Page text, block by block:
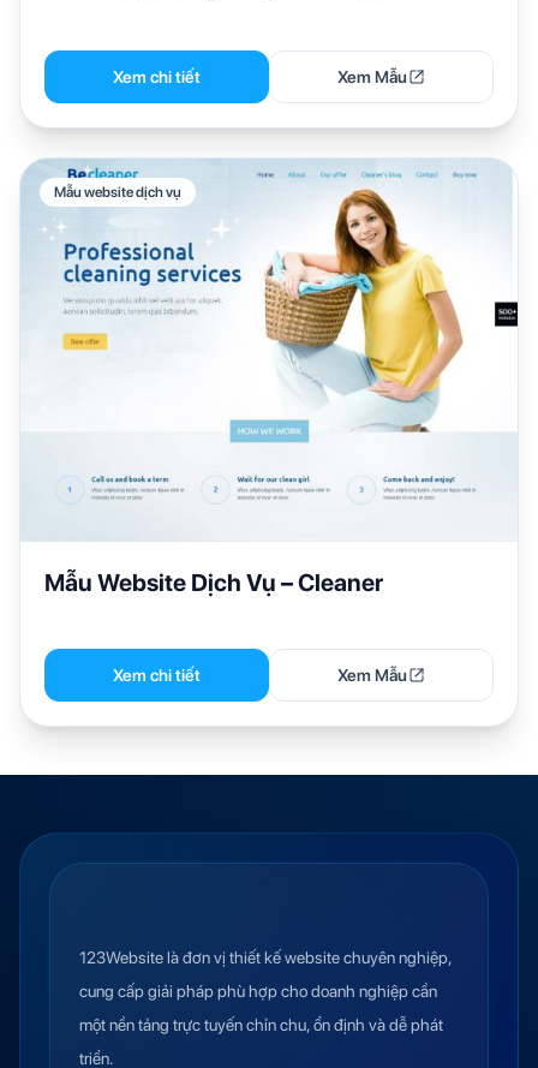
Xem chi tiết Xem Mẫu
Mẫu website dịch vụ
Mẫu Website Dịch Vụ – Cleaner
Xem chi tiết Xem Mẫu
123Website là đơn vị thiết kế website chuyên nghiệp,
cung cấp giải pháp phù hợp cho doanh nghiệp cần
một nền tảng trực tuyến chỉn chu, ổn định và dễ phát
triển.